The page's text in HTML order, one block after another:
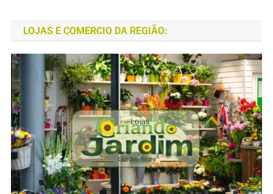
LOJAS E COMERCIO DA REGIÃO: